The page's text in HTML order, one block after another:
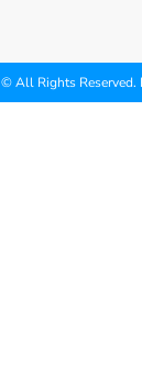
All Rights Reserved.